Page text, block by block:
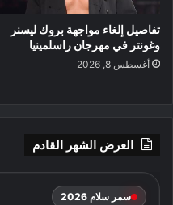
تفاصيل إلغاء مواجهة بروك ليسنر
وغونتر في مهرجان راسلمينيا
أغسطس 8, 2026
العرض الشهر القادم
سمر سلام 2026